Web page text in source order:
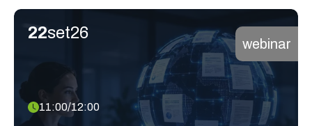
webinar
22set26
11:00/12:00